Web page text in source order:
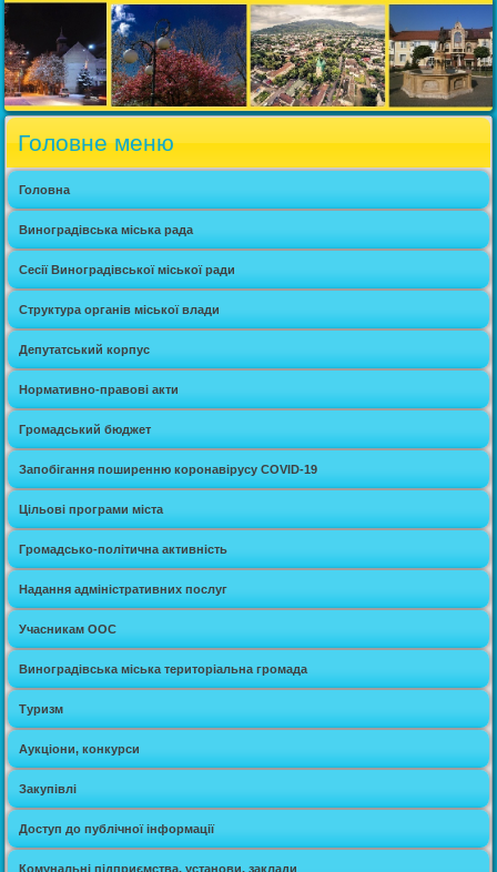
Головне меню
Головна
Виноградівська міська рада
Сесії Виноградівської міської ради
Структура органів міської влади
Депутатський корпус
Нормативно-правові акти
Громадський бюджет
Запобігання поширенню коронавірусу COVID-19
Цільові програми міста
Громадсько-політична активність
Надання адміністративних послуг
Учасникам ООС
Виноградівська міська територіальна громада
Туризм
Аукціони, конкурси
Закупівлі
Доступ до публічної інформації
Комунальні підприємства, установи, заклади